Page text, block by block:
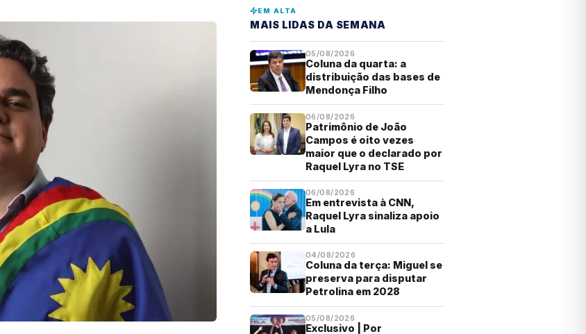
EM ALTA
MAIS LIDAS DA SEMANA
05/08/2026
Coluna da quarta: a
distribuição das bases de
Mendonça Filho
06/08/2026
Patrimônio de João
Campos é oito vezes
maior que o declarado por
Raquel Lyra no TSE
06/08/2026
Em entrevista à CNN,
Raquel Lyra sinaliza apoio
a Lula
04/08/2026
Coluna da terça: Miguel se
preserva para disputar
Petrolina em 2028
05/08/2026
Exclusivo | Por